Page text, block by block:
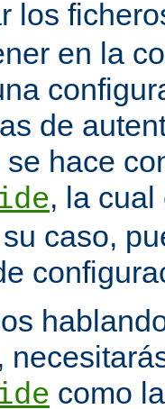
los
en la
de
hace
, la
caso,
como